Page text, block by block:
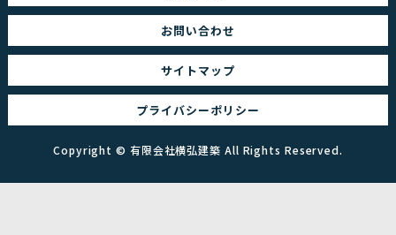
お問い合わせ
サイトマップ
プライバシーポリシー
Copyright © 有限会社横弘建築 All Rights Reserved.